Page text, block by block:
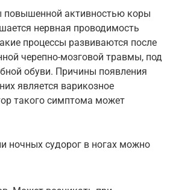
активностью коры
нервная проводимость
процессы развиваются после
черепно-мозговой травмы, под
обуви. Причины появления
является варикозное
такого симптома может
ночных судорог в ногах можно